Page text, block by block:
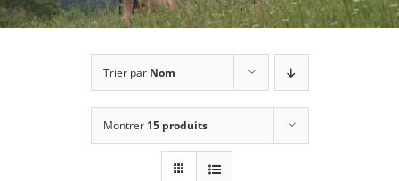
Trier par Nom
Montrer 15 produits